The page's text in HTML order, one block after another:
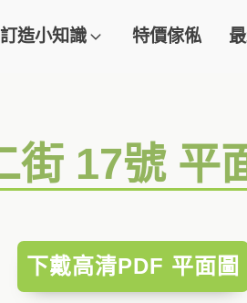
訂造小知識 特價傢俬
街 17號 平
下戴高清PDF 平面圖